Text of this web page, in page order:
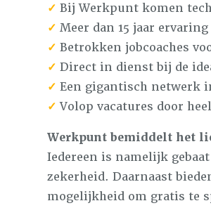
✓ Bij Werkpunt komen
✓ Meer dan 15 jaar
✓ Betrokken jobcoaches
✓ Direct in dienst bij de
✓ Een gigantisch netwerk
✓ Volop vacatures door
Werkpunt bemiddelt het
Iedereen is namelijk
zekerheid. Daarnaast
mogelijkheid om gratis te